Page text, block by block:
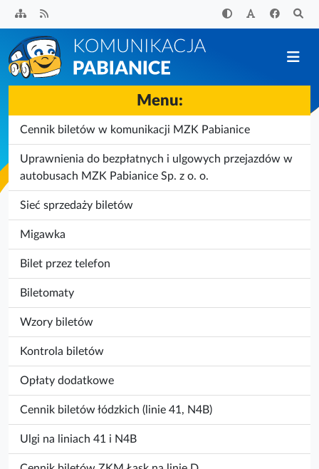
Przejdź
do
treści
Menu:
Cennik biletów w komunikacji MZK Pabianice
Uprawnienia do bezpłatnych i ulgowych przejazdów w
autobusach MZK Pabianice Sp. z o. o.
Sieć sprzedaży biletów
Migawka
Bilet przez telefon
Biletomaty
Wzory biletów
Kontrola biletów
Opłaty dodatkowe
Cennik biletów łódzkich (linie 41, N4B)
Ulgi na liniach 41 i N4B